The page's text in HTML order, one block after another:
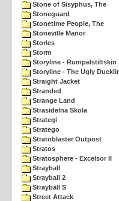
Stone of Sisyphus, The
Stoneguard
Stonetime People, The
Stoneville Manor
Stories
Storm
Storyline - Rumpelstiltskin
Storyline - The Ugly
Straight Jacket
Stranded
Strange Land
Strasidelna Skola
Strategi
Stratego
Stratoblaster Outpost
Stratos
Stratosphere - Excelsor II
Strayball
Strayball 2
Strayball S
Street Attack